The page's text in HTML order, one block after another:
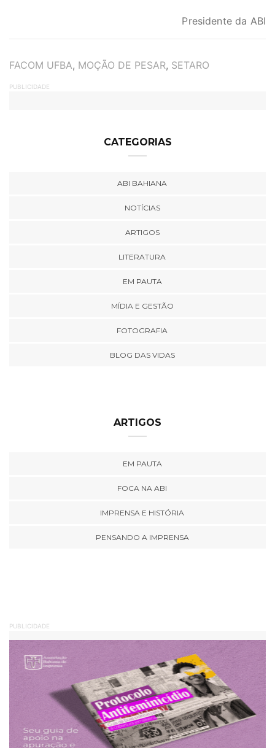
Presidente da ABI
TAGS
FACOM UFBA, MOÇÃO DE PESAR, SETARO
PUBLICIDADE
CATEGORIAS
ABI BAHIANA
NOTÍCIAS
ARTIGOS
LITERATURA
EM PAUTA
MÍDIA E GESTÃO
FOTOGRAFIA
BLOG DAS VIDAS
ARTIGOS
EM PAUTA
FOCA NA ABI
IMPRENSA E HISTÓRIA
PENSANDO A IMPRENSA
PUBLICIDADE